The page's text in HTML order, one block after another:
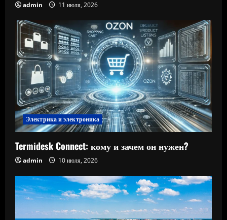
admin 11 июля, 2026
Электрика и электроника
Termidesk Connect: кому и зачем он нужен?
admin 10 июля, 2026